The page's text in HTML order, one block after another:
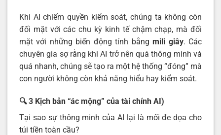
Khi AI chiếm quyền kiểm soát, chúng ta không còn
đối mặt với các chu kỳ kinh tế chậm chạp, mà đối
mặt với những biến động tính bằngmili giây. Các
chuyên gia sợ rằng khi AI trở nên quá thông minh và
quá nhanh, chúng sẽ tạo ra một hệ thống “đóng” mà
con người không còn khả năng hiểu hay kiểm soát.
🔍 3 Kịch bản “ác mộng” của tài chính AI)
Tại sao sự thông minh của AI lại là mối đe dọa cho
túi tiền toàn cầu?